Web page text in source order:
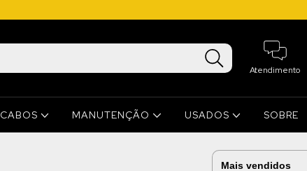
Atendimento
CABOS MANUTENÇÃO USADOS SOBRE